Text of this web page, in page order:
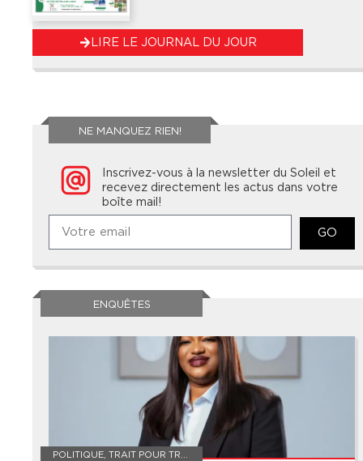
LIRE LE JOURNAL DU JOUR
NE MANQUEZ RIEN!
Inscrivez-vous à la newsletter du Soleil et
recevez directement les actus dans votre
boîte mail!
GO
ENQUÊTES
POLITIQUE, TRAIT POUR TRAIT